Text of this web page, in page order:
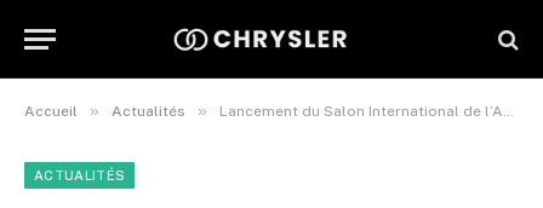
Accueil » Actualités » Lancement du Salon International de l’Automobile de Bruxelles : un événement incontournable pour tous les passionnés
ACTUALITÉS